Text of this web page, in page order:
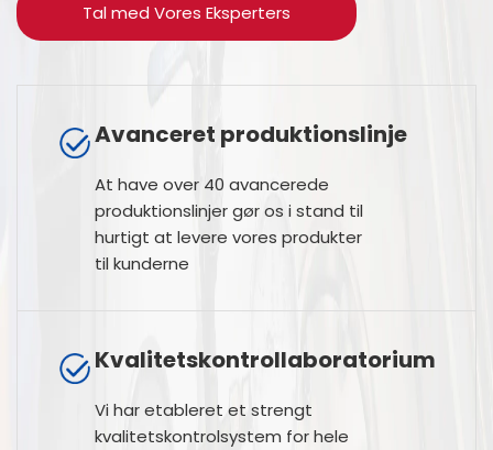
Tal med Vores Eksperters
Avanceret produktionslinje
At have over 40 avancerede
produktionslinjer gør os i stand til
hurtigt at levere vores produkter
til kunderne
Kvalitetskontrollaboratorium
Vi har etableret et strengt
kvalitetskontrolsystem for hele